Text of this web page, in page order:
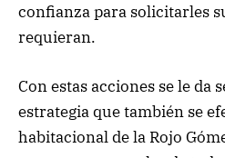
confianza para solicitarles
requieran.
Con estas acciones se le da
estrategia que también se
habitacional de la Rojo